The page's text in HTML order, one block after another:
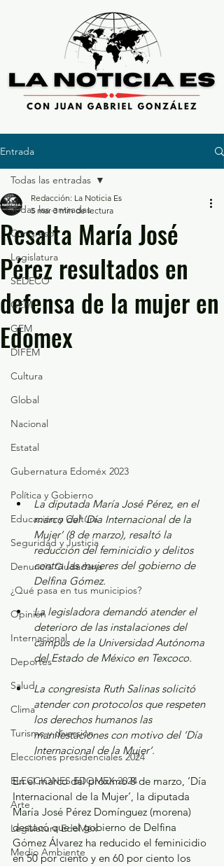
Entrada
Todas las entradas
Congreso
Legislatura
SEDECO
GEM
GEM
DIFEM
Cultura
Global
Nacional
Estatal
Gubernatura Edoméx 2023
Política y Gobierno
Educación y Cultura
Seguridad y Justicia
Denuncia Ciudadana
¿Qué pasa en tus municipios?
Opinión
Internacional
Deportes
Salud
Clima
Turismo y diversión
Elecciones presidenciales 2024
ELECCIONES EDOMEX 2024
Arte
Legislatura EdoMéx
Medio Ambiente
Todas las entradas
Resalta María José
Pérez resultados en
defensa de la mujer en
Edomex
Redacción: La Noticia Es
5 mar 3 min de lectura
La diputada María José Pérez, en el
marco del ‘Día Internacional de la
Mujer’ (8 de marzo), resaltó la
reducción del feminicidio y delitos
contra las mujeres del gobierno de
Delfina Gómez.
La legisladora demandó atender el
deterioro de las instalaciones del
campus de la Universidad Autónoma
del Estado de México en Texcoco.
La congresista Ruth Salinas solicitó
atender con protocolos que respeten
los derechos humanos las
manifestaciones con motivo del ‘Día
Internacional de la Mujer’.
En el marco del próximo 8 de marzo, ‘Día
Internacional de la Mujer’, la diputada
María José Pérez Domínguez (morena)
destacó que el gobierno de Delfina
Gómez Álvarez ha reducido el feminicidio
en 50 por ciento y en 60 por ciento los